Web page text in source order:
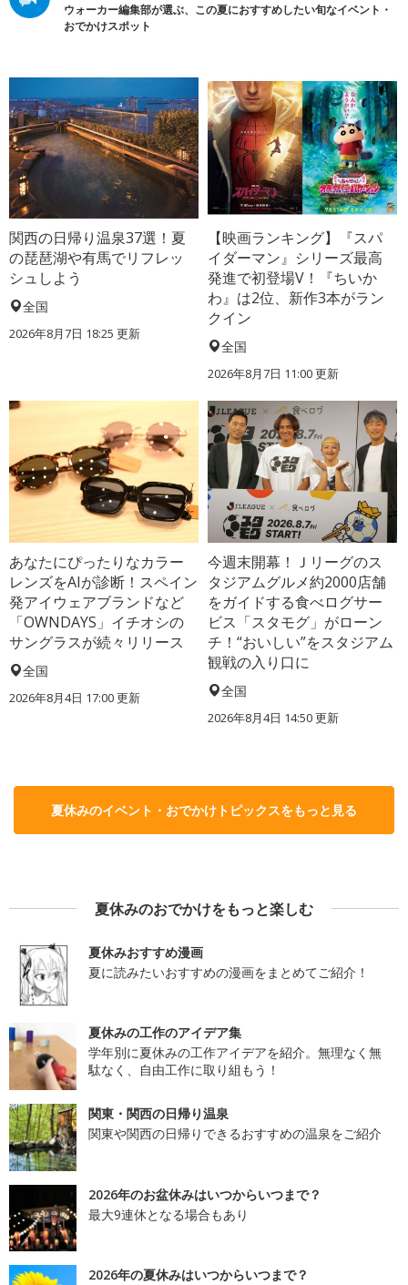
ウォーカー編集部が選ぶ、この夏におすすめしたい旬なイベント・
おでかけスポット
関西の日帰り温泉37選！夏
の琵琶湖や有馬でリフレッ
シュしよう
全国
2026年8月7日 18:25 更新
【映画ランキング】『スパ
イダーマン』シリーズ最高
発進で初登場V！『ちいか
わ』は2位、新作3本がラン
クイン
全国
2026年8月7日 11:00更新
あなたにぴったりなカラー
レンズをAIが診断！スペイン
発アイウェアブランドなど
「OWNDAYS」イチオシの
サングラスが続々リリース
全国
2026年8月4日 17:00更新
今週末開幕！Ｊリーグのス
タジアムグルメ約2000店舗
をガイドする食べログサー
ビス「スタモグ」がローン
チ！“おいしい”をスタジアム
観戦の入り口に
全国
2026年8月4日 14:50更新
夏休みのイベント・おでかけトピックスをもっと見る
夏休みのおでかけをもっと楽しむ
夏休みおすすめ漫画
夏に読みたいおすすめの漫画をまとめてご紹介！
夏休みの工作のアイデア集
学年別に夏休みの工作アイデアを紹介。無理なく無
駄なく、自由工作に取り組もう！
関東・関西の日帰り温泉
関東や関西の日帰りできるおすすめの温泉をご紹介
2026年のお盆休みはいつからいつまで？
最大9連休となる場合もあり
2026年の夏休みはいつからいつまで？